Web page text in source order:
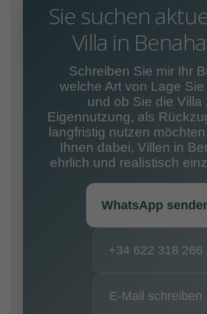
Sie suchen
Villa in
Schreiben Sie mir Ihr
welche Art von Lage
und ob Sie die Villa
Eigennutzung, als
langfristig nutzen
Ihnen dabei, Villen in
ehrlich und realistisch
WhatsApp
+34 622 318 266
E-Mail schreiben